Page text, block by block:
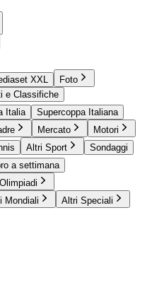
XXL
Foto
e Classifiche
Italia
Supercoppa Italiana
Mercato
Motori
Altri Sport
Sondaggi
a settimana
Mondiali Altri Speciali